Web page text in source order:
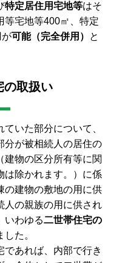
特定居住用宅地等はそ
等宅地等400㎡、特定
が可能（完全併用） と
の取扱い
いた部分について、
分が被相続人の居住の
建物の区分所有等に関
は除かれます。）に係
の建物の敷地の用に供
人の親族の用に供され
いわゆる二世帯住宅の
た。
であれば、内部で行き